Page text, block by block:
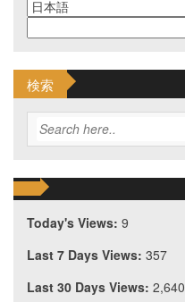
検索
Today's Views: 9
Last 7 Days Views: 357
Last 30 Days Views: 2,640